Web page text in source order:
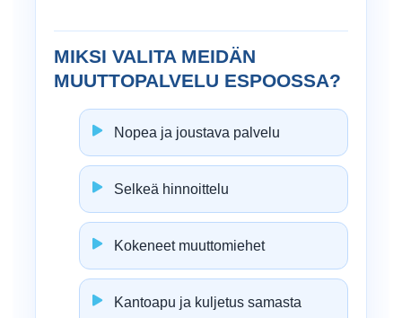
MIKSI VALITA MEIDÄN
MUUTTOPALVELU ESPOOSSA?
Nopea ja joustava palvelu
Selkeä hinnoittelu
Kokeneet muuttomiehet
Kantoapu ja kuljetus samasta